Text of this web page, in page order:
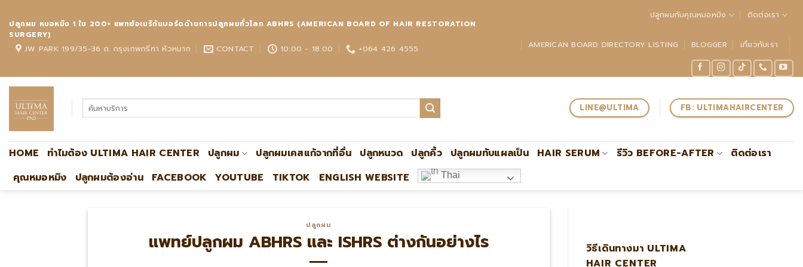
content
ปลูกผม หมอหมิง 1 ใน 200+ แพทย์อเมริกันบอร์ดด้านการปลูกผมทั่วโลก ABHRS (AMERICAN BOARD OF HAIR RESTORATION
SURGERY)
JW PARK 199/35-36 ถ. กรุงเทพกรีฑา หัวหมาก CONTACT 10:00 - 18:00 +064 426 4555
ปลูกผมกับคุณหมอหมิง ติดต่อเรา
AMERICAN BOARD DIRECTORY LISTING BLOGGER เกี่ยวกับเรา
LINE@ULTIMA FB: ULTIMAHAIRCENTER
HOME ทำไมต้อง ULTIMA HAIR CENTER ปลูกผม ปลูกผมเคสแก้จากที่อื่น ปลูกหนวด ปลูกคิ้ว ปลูกผมทับแผลเป็น HAIR SERUM รีวิว BEFORE-AFTER
ติดต่อเรา
คุณหมอหมิง
ปลูกผมต้องอ่าน FACEBOOK YOUTUBE TIKTOK ENGLISH WEBSITE Thai
ปลูกผม
แพทย์ปลูกผม ABHRS และ ISHRS ต่างกันอย่างไร
วิธีเดินทางมา ULTIMA
HAIR CENTER